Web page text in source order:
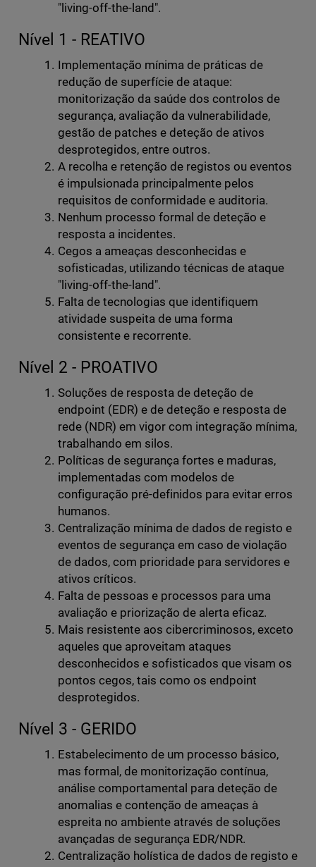
"living-off-the-land".
Nível 1 - REATIVO
Implementação mínima de práticas de
redução de superfície de ataque:
monitorização da saúde dos controlos de
segurança, avaliação da vulnerabilidade,
gestão de patches e deteção de ativos
desprotegidos, entre outros.
A recolha e retenção de registos ou eventos
é impulsionada principalmente pelos
requisitos de conformidade e auditoria.
Nenhum processo formal de deteção e
resposta a incidentes.
Cegos a ameaças desconhecidas e
sofisticadas, utilizando técnicas de ataque
"living-off-the-land".
Falta de tecnologias que identifiquem
atividade suspeita de uma forma
consistente e recorrente.
Nível 2 - PROATIVO
Soluções de resposta de deteção de
endpoint (EDR) e de deteção e resposta de
rede (NDR) em vigor com integração mínima,
trabalhando em silos.
Políticas de segurança fortes e maduras,
implementadas com modelos de
configuração pré-definidos para evitar erros
humanos.
Centralização mínima de dados de registo e
eventos de segurança em caso de violação
de dados, com prioridade para servidores e
ativos críticos.
Falta de pessoas e processos para uma
avaliação e priorização de alerta eficaz.
Mais resistente aos cibercriminosos, exceto
aqueles que aproveitam ataques
desconhecidos e sofisticados que visam os
pontos cegos, tais como os endpoint
desprotegidos.
Nível 3 - GERIDO
Estabelecimento de um processo básico,
mas formal, de monitorização contínua,
análise comportamental para deteção de
anomalias e contenção de ameaças à
espreita no ambiente através de soluções
avançadas de segurança EDR/NDR.
Centralização holística de dados de registo e